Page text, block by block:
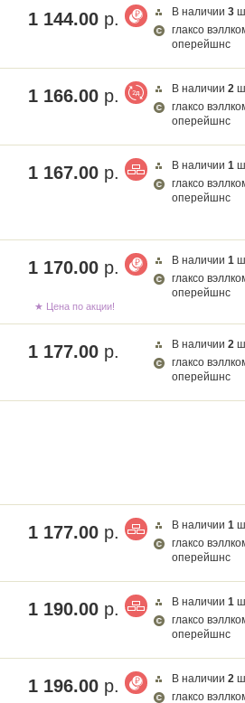
1 144.00 р. В наличии3
глаксо
оперейшнс
1 166.00 р. В наличии2
глаксо
оперейшнс
1 167.00 р. В наличии1
глаксо
оперейшнс
1 170.00 р. В наличии1
глаксо
оперейшнс
★ Цена по акции!
1 177.00 р. В наличии2
глаксо
оперейшнс
1 177.00 р. В наличии1
глаксо
оперейшнс
1 190.00 р. В наличии1
глаксо
оперейшнс
1 196.00 р. В наличии2
глаксо